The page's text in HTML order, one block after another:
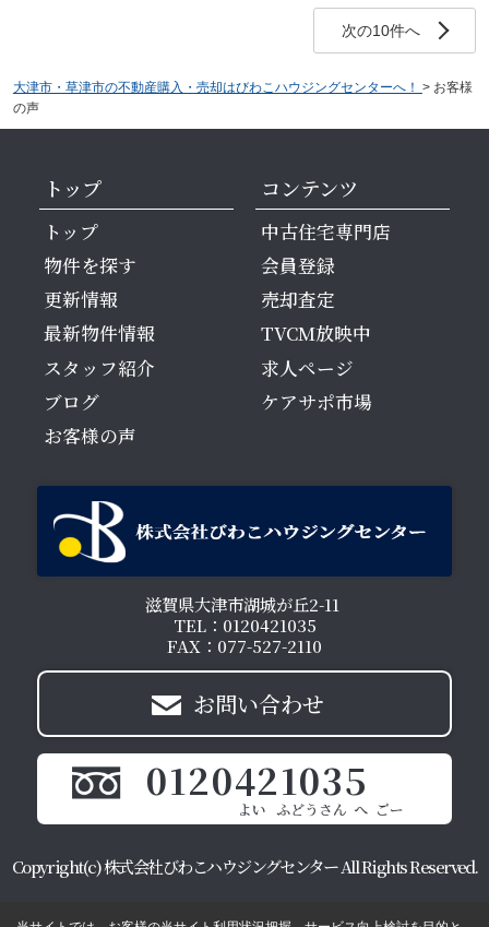
次の10件へ
大津市・草津市の不動産購入・売却はびわこハウジングセンターへ！ > お客様
の声
トップ
トップ
物件を探す
更新情報
最新物件情報
スタッフ紹介
ブログ
お客様の声
コンテンツ
中古住宅専門店
会員登録
売却査定
TVCM放映中
求人ページ
ケアサポ市場
滋賀県大津市湖城が丘2-11
TEL：0120421035
FAX：077-527-2110
お問い合わせ
0120421035
Copyright(c) 株式会社びわこハウジングセンター All Rights Reserved.